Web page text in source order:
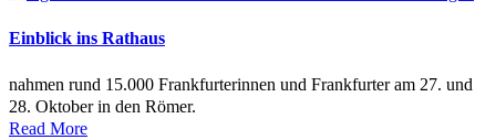
Einblick ins Rathaus
nahmen rund 15.000 Frankfurterinnen und Frankfurter am 27. und
28. Oktober in den Römer.
Read More